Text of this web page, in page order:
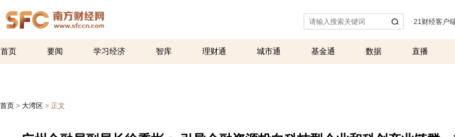
21财经客户
首页 要闻 学习经济 智库 理财通 城市通 基金通 数据 直播
首页 > 大湾区 > 正文